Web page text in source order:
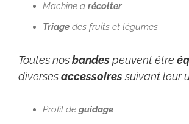
Machine a récolter
Triage des fruits et légumes
Toutes nosbandespeuvent être
diversesaccessoiressuivant leur
Profil de guidage